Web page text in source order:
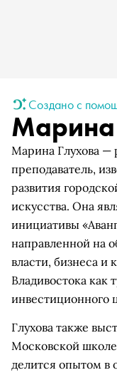
Создано с
Марина
Марина Глухова —
преподаватель,
развития
искусства. Она
инициативы
направленной на
власти, бизнеса и
Владивостока как
инвестиционного
Глухова также
Московской школе
делится опытом в